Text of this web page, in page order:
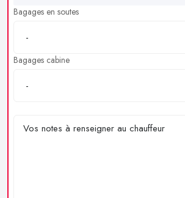
Bagages en soutes
Bagages cabine